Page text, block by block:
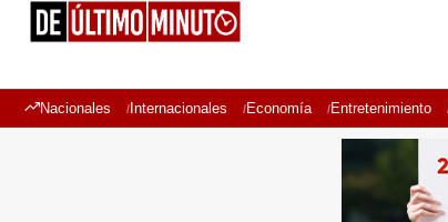
Nacionales Internacionales Economía Entretenimiento